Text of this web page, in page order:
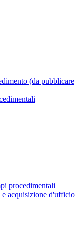
(da pubblicare
procedimentali
acquisizione d'ufficio